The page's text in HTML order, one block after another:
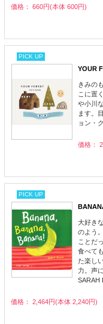
価格： 660円(本体 600円)
PICK UP
YOUR
きみの
こに置
や小川
ます。
ョン・
価格：
PICK UP
大好き
のよう
ことだ
食べて
た楽し
力。声
SARAH
価格： 2,464円(本体 2,240円)